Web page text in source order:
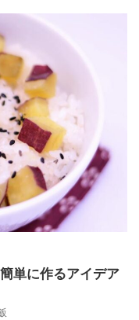
単に作るアイデア